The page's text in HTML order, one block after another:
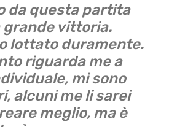
da questa partita
grande vittoria.
lottato duramente.
riguarda me a
mi sono
alcuni me li sarei
meglio, ma è